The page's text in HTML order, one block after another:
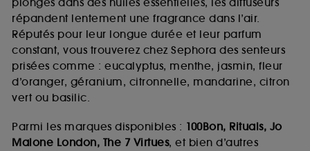
répandent lentement une fragrance dans l’air.
Réputés pour leur longue durée et leur parfum
constant, vous trouverez chez Sephora des senteurs
prisées comme : eucalyptus, menthe, jasmin, fleur
d’oranger, géranium, citronnelle, mandarine, citron
vert ou basilic.
Parmi les marques disponibles : 100Bon, Rituals, Jo
Malone London, The 7 Virtues, et bien d’autres